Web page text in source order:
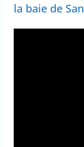
la baie de